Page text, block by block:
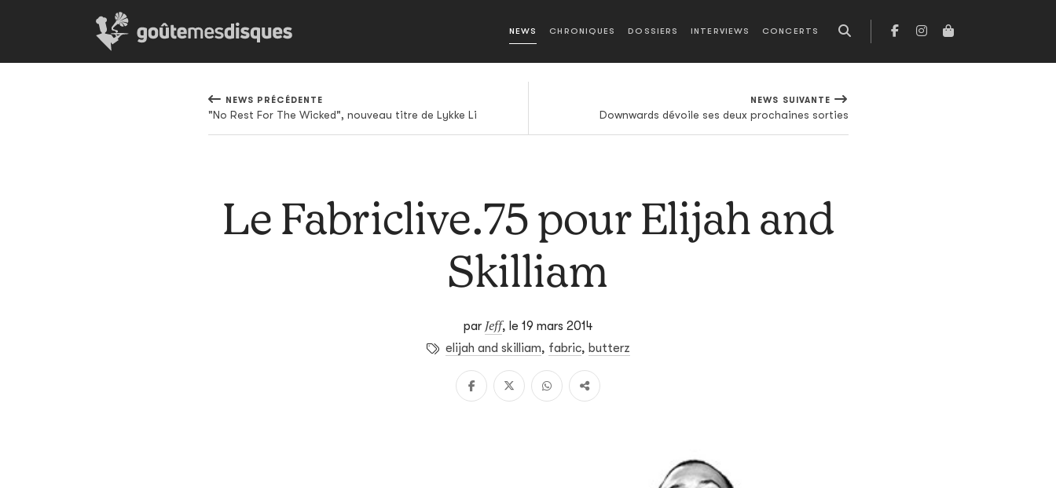
NEWS CHRONIQUES DOSSIERS INTERVIEWS CONCERTS
NEWS PRÉCÉDENTE
"No Rest For The Wicked", nouveau titre de Lykke Li
NEWS SUIVANTE
Downwards dévoile ses deux prochaines sorties
Le Fabriclive.75 pour Elijah and
Skilliam
par Jeff, le 19 mars 2014
elijah and skilliam, fabric, butterz